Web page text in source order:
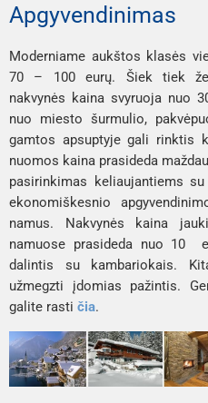
Apgyvendinimas
Moderniame aukštos klasės
70 – 100 eurų. Šiek tiek
nakvynės kaina svyruoja nuo
nuo miesto šurmulio,
gamtos apsuptyje gali rinktis
nuomos kaina prasideda
pasirinkimas keliaujantiems
ekonomiškesnio
namus. Nakvynės kaina
namuose prasideda nuo 10
dalintis su kambariokais.
užmegzti įdomias pažintis.
galite rasti čia.